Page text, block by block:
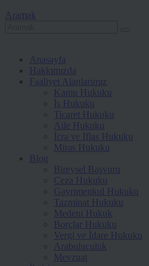
Aramak
Anasayfa
Hakkımızda
Faaliyet Alanlarımız
Kamu Hukuku
İş Hukuku
Ticaret Hukuku
Aile Hukuku
İcra ve İflas Hukuku
Miras Hukuku
Blog
Bireysel Başvuru
Ceza Hukuku
Gayrimenkul Hukuku
Tazminat Hukuku
Medeni Hukuk
Borçlar Hukuku
Vergi ve İdare Hukuku
Arabuluculuk
Mevzuat